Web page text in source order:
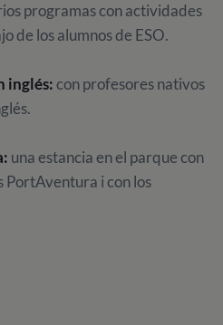
programas con actividades
de los alumnos de ESO.
inglés:con profesores nativos
una estancia en el parque con
PortAventura i con los